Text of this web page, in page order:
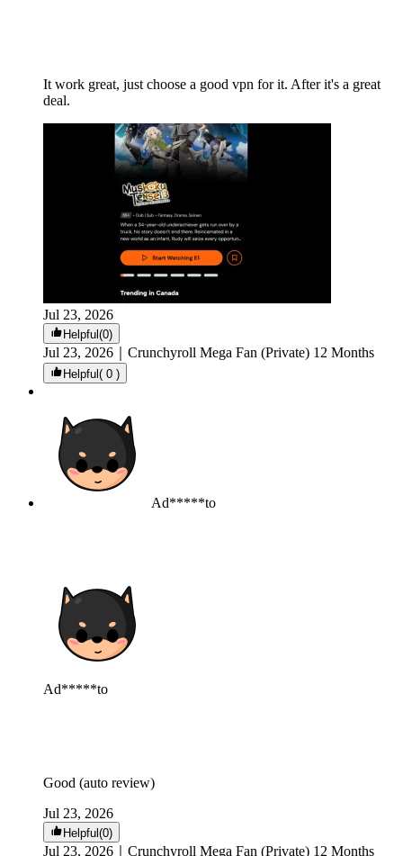
It work great, just choose a good vpn for it. After it's a great
deal.
Jul 23, 2026
Helpful(0)
Jul 23, 2026 Crunchyroll Mega Fan (Private) 12 Months
Helpful( 0 )
Ad*****to
Ad*****to
Good (auto review)
Jul 23, 2026
Helpful(0)
Jul 23, 2026 Crunchyroll Mega Fan (Private) 12 Months